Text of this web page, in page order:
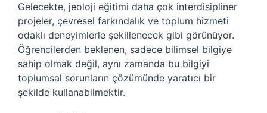
Gelecekte, jeoloji eğitimi daha çok interdisipliner
projeler, çevresel farkındalık ve toplum hizmeti
odaklı deneyimlerle şekillenecek gibi görünüyor.
Öğrencilerden beklenen, sadece bilimsel bilgiye
sahip olmak değil, aynı zamanda bu bilgiyi
toplumsal sorunların çözümünde yaratıcı bir
şekilde kullanabilmektir.